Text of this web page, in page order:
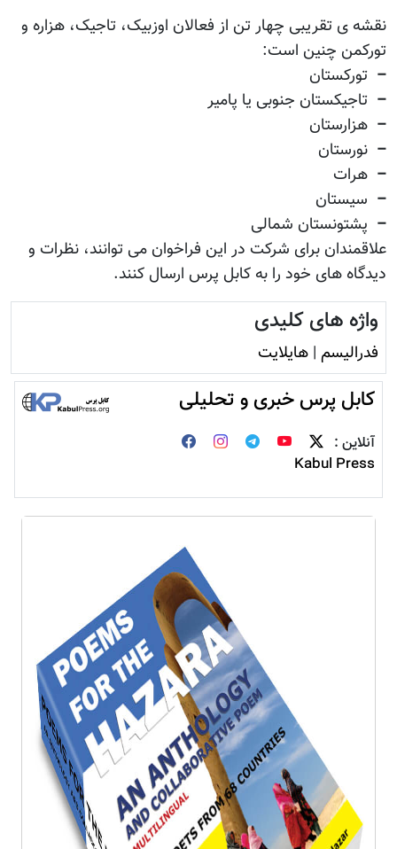
نقشه ی تقریبی چهار تن از فعالان اوزبیک، تاجیک، هزاره و
تورکمن چنین است:
– تورکستان
– تاجیکستان جنوبی یا پامیر
– هزارستان
– نورستان
– هرات
– سیستان
– پشتونستان شمالی
علاقمندان برای شرکت در این فراخوان می توانند، نظرات و
دیدگاه های خود را به کابل پرس ارسال کنند.
واژه های کلیدی
فدرالیسم | هایلایت
کابل پرس خبری و تحلیلی
آنلاین :
Kabul Press